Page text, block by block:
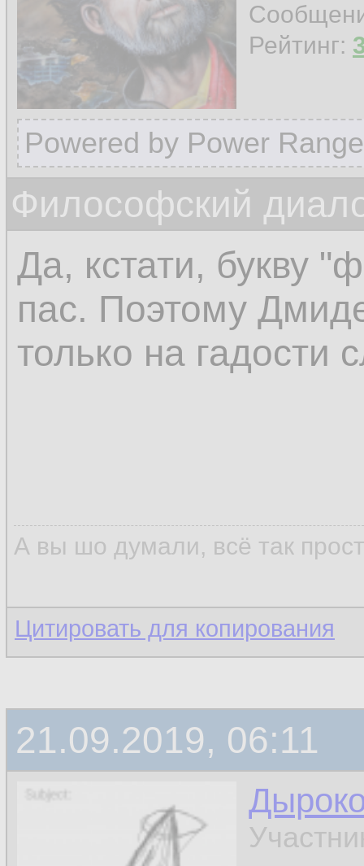
Рейтинг:
Powered by Power
Философский
Да, кстати, букву
пас. Поэтому
только на гадости
А вы шо думали, всё так
Цитировать для копирования
21.09.2019, 06:11